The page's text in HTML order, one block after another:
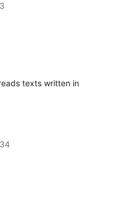
texts written in